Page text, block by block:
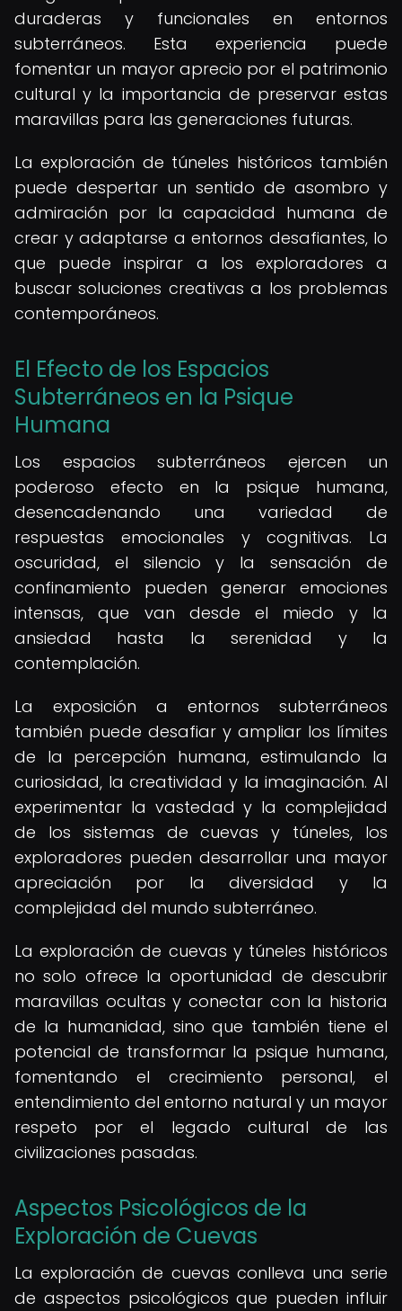
duraderas y funcionales en entornos
subterráneos. Esta experiencia puede
fomentar un mayor aprecio por el patrimonio
cultural y la importancia de preservar estas
maravillas para las generaciones futuras.
La exploración de túneles históricos también
puede despertar un sentido de asombro y
admiración por la capacidad humana de
crear y adaptarse a entornos desafiantes, lo
que puede inspirar a los exploradores a
buscar soluciones creativas a los problemas
contemporáneos.
El Efecto de los Espacios
Subterráneos en la Psique
Humana
Los espacios subterráneos ejercen un
poderoso efecto en la psique humana,
desencadenando una variedad de
respuestas emocionales y cognitivas. La
oscuridad, el silencio y la sensación de
confinamiento pueden generar emociones
intensas, que van desde el miedo y la
ansiedad hasta la serenidad y la
contemplación.
La exposición a entornos subterráneos
también puede desafiar y ampliar los límites
de la percepción humana, estimulando la
curiosidad, la creatividad y la imaginación. Al
experimentar la vastedad y la complejidad
de los sistemas de cuevas y túneles, los
exploradores pueden desarrollar una mayor
apreciación por la diversidad y la
complejidad del mundo subterráneo.
La exploración de cuevas y túneles históricos
no solo ofrece la oportunidad de descubrir
maravillas ocultas y conectar con la historia
de la humanidad, sino que también tiene el
potencial de transformar la psique humana,
fomentando el crecimiento personal, el
entendimiento del entorno natural y un mayor
respeto por el legado cultural de las
civilizaciones pasadas.
Aspectos Psicológicos de la
Exploración de Cuevas
La exploración de cuevas conlleva una serie
de aspectos psicológicos que pueden influir